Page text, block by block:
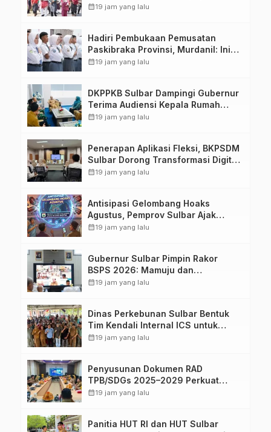
Gelar Sulo Tappidena
calendar_month19 jam yang lalu
Hadiri Pembukaan Pemusatan
Paskibraka Provinsi, Murdanil: Ini
Membentuk Karakter Hingga
calendar_month19 jam yang lalu
DKPPKB Sulbar Dampingi Gubernur
Terima Audiensi Kepala Rumah
Sakit TK. III Punggawa Malolo
calendar_month19 jam yang lalu
Penerapan Aplikasi Fleksi, BKPSDM
Sulbar Dorong Transformasi Digital
Sistem Kehadiran ASN
calendar_month19 jam yang lalu
Antisipasi Gelombang Hoaks
Agustus, Pemprov Sulbar Ajak
Warga Jaga Ruang Digital
calendar_month19 jam yang lalu
Gubernur Sulbar Pimpin Rakor
BSPS 2026: Mamuju dan
Pasangkayu Masih Nol Realisasi
calendar_month19 jam yang lalu
Dinas Perkebunan Sulbar Bentuk
Tim Kendali Internal ICS untuk
Dukung Sertifikasi ISPO Pekebun di
calendar_month19 jam yang lalu
Penyusunan Dokumen RAD
TPB/SDGs 2025–2029 Perkuat
Arah Pembangunan Berkelanjutan
calendar_month19 jam yang lalu
Panitia HUT RI dan HUT Sulbar